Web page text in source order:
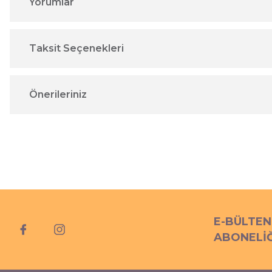
Taksit Seçenekleri
Önerileriniz
E-BÜLTEN